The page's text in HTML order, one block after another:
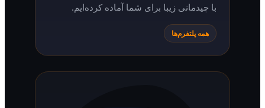
با چیدمانی زیبا برای شما آماده کرده‌ایم.
همه پلتفرم‌ها